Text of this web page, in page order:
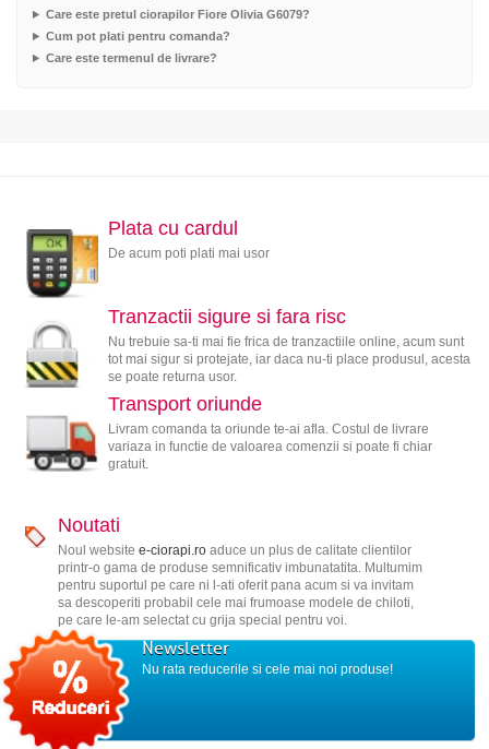
Care este pretul ciorapilor Fiore Olivia G6079?
Cum pot plati pentru comanda?
Care este termenul de livrare?
Plata cu cardul
De acum poti plati mai usor
Tranzactii sigure si fara risc
Nu trebuie sa-ti mai fie frica de tranzactiile online, acum sunt
tot mai sigur si protejate, iar daca nu-ti place produsul, acesta
se poate returna usor.
Transport oriunde
Livram comanda ta oriunde te-ai afla. Costul de livrare
variaza in functie de valoarea comenzii si poate fi chiar
gratuit.
Noutati
Noul website e-ciorapi.roaduce un plus de calitate clientilor
printr-o gama de produse semnificativ imbunatatita. Multumim
pentru suportul pe care ni l-ati oferit pana acum si va invitam
sa descoperiti probabil cele mai frumoase modele de chiloti,
pe care le-am selectat cu grija special pentru voi.
Newsletter
Nu rata reducerile si cele mai noi produse!